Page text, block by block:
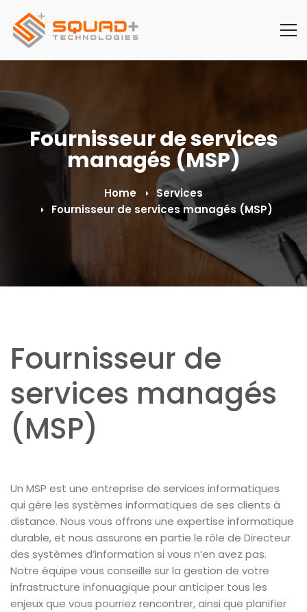
Fournisseur de services
managés (MSP)
Home
Services
Fournisseur de services managés (MSP)
Fournisseur de
services managés
(MSP)
Un MSP est une entreprise de services informatiques
qui gère les systèmes informatiques de ses clients à
distance. Nous vous offrons une expertise informatique
durable, et nous assurons en partie le rôle de Directeur
des systèmes d’information si vous n’en avez pas.
Notre équipe vous conseille sur la gestion de votre
infrastructure infonuagique pour anticiper tous les
enjeux que vous pourriez rencontrer, ainsi que planifier